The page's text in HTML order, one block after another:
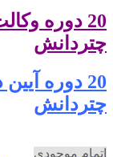
20 دوره
چتردانش
20 دوره
چتردانش
اتمام موجودی